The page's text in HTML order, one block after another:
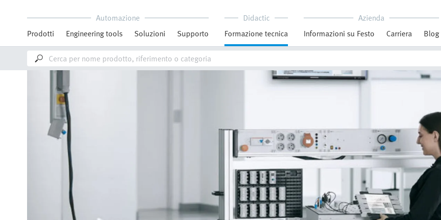
Automazione
Prodotti
Engineering tools Soluzioni Supporto
Didactic
Formazione tecnica
Azienda
Informazioni su Festo
Carriera Blog